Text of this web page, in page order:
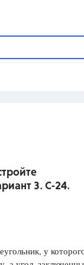
М.М.,Габриелян
3. С-24.
у